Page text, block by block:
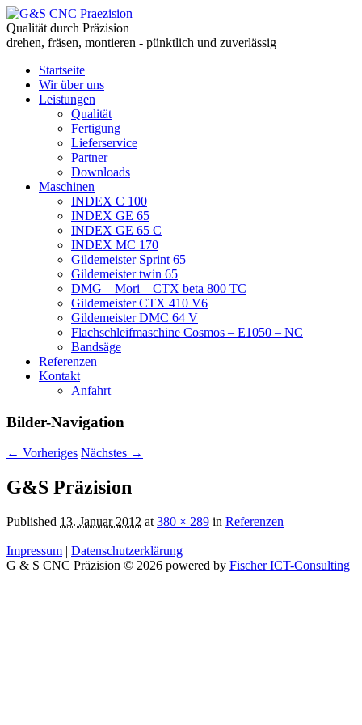
Qualität durch Präzision
drehen, fräsen, montieren - pünktlich und zuverlässig
Startseite
Wir über uns
Leistungen
Qualität
Fertigung
Lieferservice
Partner
Downloads
Maschinen
INDEX C 100
INDEX GE 65
INDEX GE 65 C
INDEX MC 170
Gildemeister Sprint 65
Gildemeister twin 65
DMG – Mori – CTX beta 800 TC
Gildemeister CTX 410 V6
Gildemeister DMC 64 V
Flachschleifmaschine Cosmos – E1050 – NC
Bandsäge
Referenzen
Kontakt
Anfahrt
Bilder-Navigation
← Vorheriges Nächstes →
G&S Präzision
Published 13. Januar 2012 at 380 × 289 in Referenzen
Impressum | Datenschutzerklärung
G & S CNC Präzision © 2026 powered by Fischer ICT-Consulting